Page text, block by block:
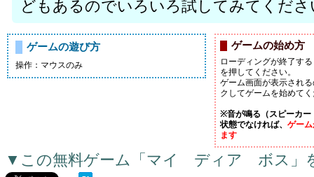
どもあるのでいろいろ試してみてくださ
ゲームの遊び方
操作：マウスのみ
ゲームの始め方
ローディングが終了す
を押してください。
ゲーム画面が表示され
クしてゲームを始めて
※音が鳴る（スピーカー
状態でなければ、 ゲー
ます
▼この無料ゲーム「マイ ディア ボス」